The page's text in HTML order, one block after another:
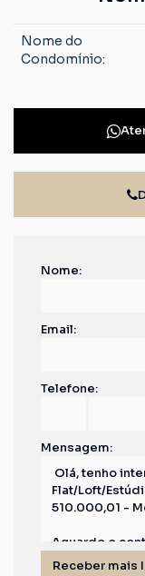
Nome do
Condomínio:
Nome:
Email:
Telefone:
Mensagem: